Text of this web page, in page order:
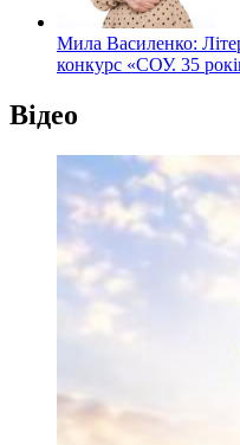
Мила Василенко:
конкурс «СОУ. 35
Відео